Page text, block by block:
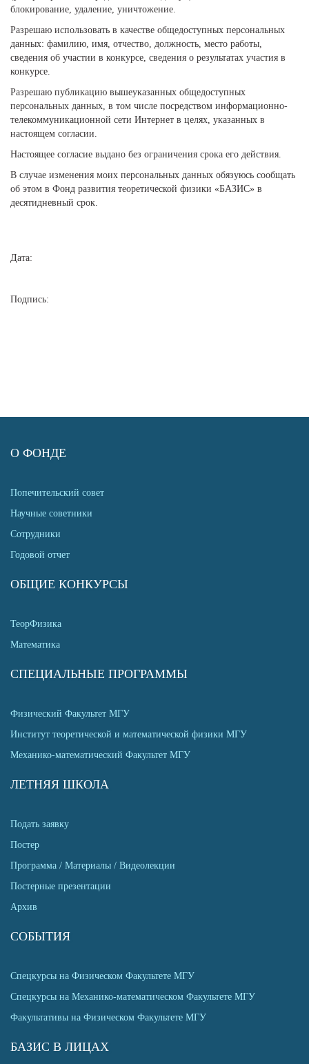
блокирование, удаление, уничтожение.
Разрешаю использовать в качестве общедоступных персональных
данных: фамилию, имя, отчество, должность, место работы,
сведения об участии в конкурсе, сведения о результатах участия в
конкурсе.
Разрешаю публикацию вышеуказанных общедоступных
персональных данных, в том числе посредством информационно-
телекоммуникационной сети Интернет в целях, указанных в
настоящем согласии.
Настоящее согласие выдано без ограничения срока его действия.
В случае изменения моих персональных данных обязуюсь сообщать
об этом в Фонд развития теоретической физики «БАЗИС» в
десятидневный срок.
Дата:
Подпись:
О ФОНДЕ
Попечительский совет
Научные советники
Сотрудники
Годовой отчет
ОБЩИЕ КОНКУРСЫ
ТеорФизика
Математика
СПЕЦИАЛЬНЫЕ ПРОГРАММЫ
Физический Факультет МГУ
Институт теоретической и математической физики МГУ
Механико-математический Факультет МГУ
ЛЕТНЯЯ ШКОЛА
Подать заявку
Постер
Программа / Материалы / Видеолекции
Постерные презентации
Архив
СОБЫТИЯ
Спецкурсы на Физическом Факультете МГУ
Спецкурсы на Механико-математическом Факультете МГУ
Факультативы на Физическом Факультете МГУ
БАЗИС В ЛИЦАХ